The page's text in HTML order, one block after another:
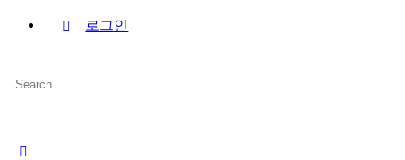
로그인
Search